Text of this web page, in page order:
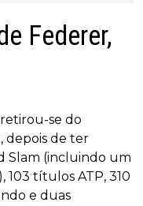
Federer,
se do
depois de ter
Slam (incluindo um
títulos ATP, 310
e duas